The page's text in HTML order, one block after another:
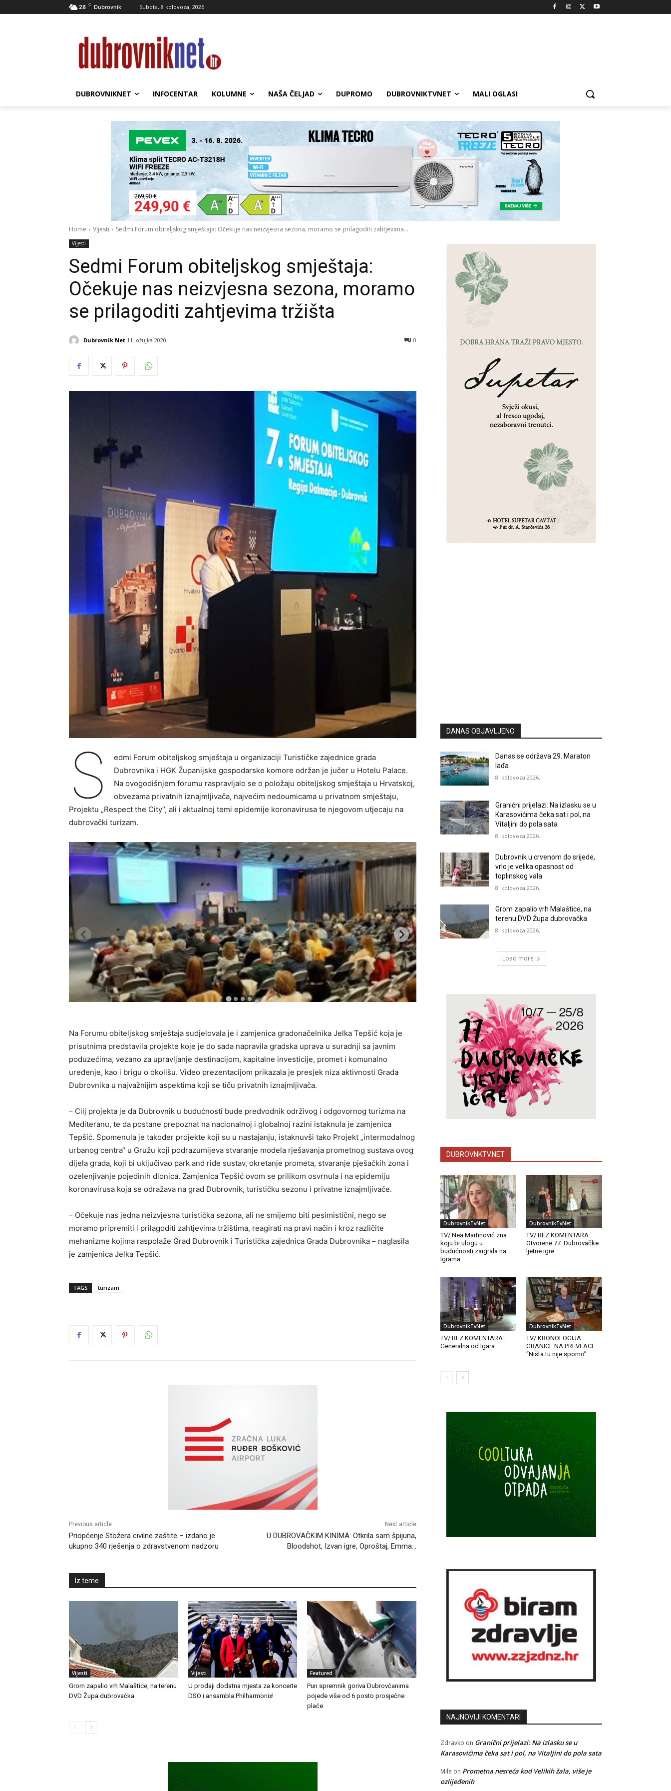
28 C Dubrovnik Subota, 8 kolovoza, 2026
DUBROVNIKNET INFOCENTAR KOLUMNE NAŠA ČELJAD DUPROMO DUBROVNIKTVNET MALI OGLASI
Home Vijesti Sedmi Forum obiteljskog smještaja: Očekuje nas neizvjesna sezona, moramo se prilagoditi zahtjevima...
Vijesti
Sedmi Forum obiteljskog smještaja:
Očekuje nas neizvjesna sezona, moramo
se prilagoditi zahtjevima tržišta
Dubrovnik Net 11. ožujka 2020. 0
S
edmi Forum obiteljskog smještaja u organizaciji Turističke zajednice grada
Dubrovnika i HGK Županijske gospodarske komore održan je jučer u Hotelu Palace.
Na ovogodišnjem forumu raspravljalo se o položaju obiteljskog smještaja u Hrvatskoj,
obvezama privatnih iznajmljivača, najvećim nedoumicama u privatnom smještaju,
Projektu „Respect the City“, ali i aktualnoj temi epidemije koronavirusa te njegovom utjecaju na
dubrovački turizam.
Na Forumu obiteljskog smještaja sudjelovala je i zamjenica gradonačelnika Jelka Tepšić koja je
prisutnima predstavila projekte koje je do sada napravila gradska uprava u suradnji sa javnim
poduzećima, vezano za upravljanje destinacijom, kapitalne investicije, promet i komunalno
uređenje, kao i brigu o okolišu. Video prezentacijom prikazala je presjek niza aktivnosti Grada
Dubrovnika u najvažnijim aspektima koji se tiču privatnih iznajmljivača.
– Cilj projekta je da Dubrovnik u budućnosti bude predvodnik održivog i odgovornog turizma na
Mediteranu, te da postane prepoznat na nacionalnoj i globalnoj razini istaknula je zamjenica
Tepšić. Spomenula je također projekte koji su u nastajanju, istaknuvši tako Projekt „intermodalnog
urbanog centra“ u Gružu koji podrazumijeva stvaranje modela rješavanja prometnog sustava ovog
dijela grada, koji bi uključivao park and ride sustav, okretanje prometa, stvaranje pješačkih zona i
ozelenjivanje pojedinih dionica. Zamjenica Tepšić ovom se prilikom osvrnula i na epidemiju
koronavirusa koja se odražava na grad Dubrovnik, turističku sezonu i privatne iznajmljivače.
– Očekuje nas jedna neizvjesna turistička sezona, ali ne smijemo biti pesimistični, nego se
moramo pripremiti i prilagoditi zahtjevima tržištima, reagirati na pravi način i kroz različite
mehanizme kojima raspolaže Grad Dubrovnik i Turistička zajednica Grada Dubrovnika – naglasila
je zamjenica Jelka Tepšić.
TAGS turizam
Previous article
Priopćenje Stožera civilne zaštite – izdano je
ukupno 340 rješenja o zdravstvenom nadzoru
Next article
U DUBROVAČKIM KINIMA: Otkrila sam špijuna,
Bloodshot, Izvan igre, Oproštaj, Emma…
Iz teme
Vijesti
Grom zapalio vrh Malaštice, na terenu
DVD Župa dubrovačka
Vijesti
U prodaji dodatna mjesta za koncerte
DSO i ansambla Philharmonix!
Featured
Pun spremnik goriva Dubrovčanima
pojede više od 6 posto prosječne
plaće
DANAS OBJAVLJENO
Danas se održava 29. Maraton
lađa
8. kolovoza 2026.
Granični prijelazi: Na izlasku se u
Karasovićima čeka sat i pol, na
Vitaljini do pola sata
8. kolovoza 2026.
Dubrovnik u crvenom do srijede,
vrlo je velika opasnost od
toplinskog vala
8. kolovoza 2026.
Grom zapalio vrh Malaštice, na
terenu DVD Župa dubrovačka
8. kolovoza 2026.
Load more
DUBROVNKTV.NET
DubrovnikTvNet
TV/ Nea Martinović zna
koju bi ulogu u
budućnosti zaigrala na
Igrama
DubrovnikTvNet
TV/ BEZ KOMENTARA:
Otvorene 77. Dubrovačke
ljetne igre
DubrovnikTvNet
TV/ BEZ KOMENTARA:
Generalna od Igara
DubrovnikTvNet
TV/ KRONOLOGIJA
GRANICE NA PREVLACI:
“Ništa tu nije sporno”
NAJNOVIJI KOMENTARI
Zdravko on Granični prijelazi: Na izlasku se u
Karasovićima čeka sat i pol, na Vitaljini do pola sata
Mile on Prometna nesreća kod Velikih žala, više je
ozlijeđenih